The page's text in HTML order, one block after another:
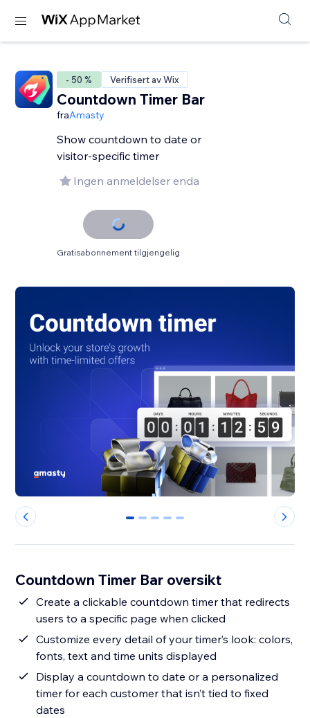
- 50 % Verifisert av Wix
Countdown Timer Bar
fraAmasty
Show countdown to date or
visitor-specific timer
Ingen anmeldelser enda
Gratisabonnement tilgjengelig
0 1 2 3 4
Countdown Timer Bar oversikt
Create a clickable countdown timer that redirects
users to a specific page when clicked
Customize every detail of your timer’s look: colors,
fonts, text and time units displayed
Display a countdown to date or a personalized
timer for each customer that isn’t tied to fixed
dates